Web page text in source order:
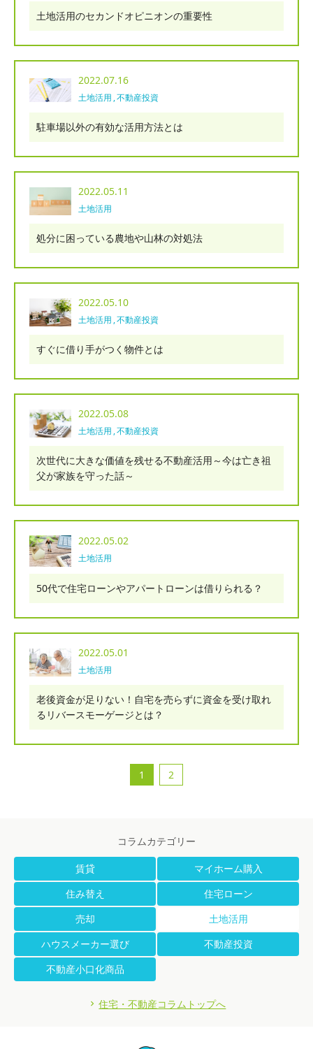
土地活用のセカンドオピニオンの重要性
2022.07.16
土地活用 不動産投資
駐車場以外の有効な活用方法とは
2022.05.11
土地活用
処分に困っている農地や山林の対処法
2022.05.10
土地活用 不動産投資
すぐに借り手がつく物件とは
2022.05.08
土地活用 不動産投資
次世代に大きな価値を残せる不動産活用～今は亡き祖
父が家族を守った話～
2022.05.02
土地活用
50代で住宅ローンやアパートローンは借りられる？
2022.05.01
土地活用
老後資金が足りない！自宅を売らずに資金を受け取れ
るリバースモーゲージとは？
1 2
コラムカテゴリー
賃貸
マイホーム購入
住み替え
住宅ローン
売却
土地活用
ハウスメーカー選び
不動産投資
不動産小口化商品
住宅・不動産コラムトップへ